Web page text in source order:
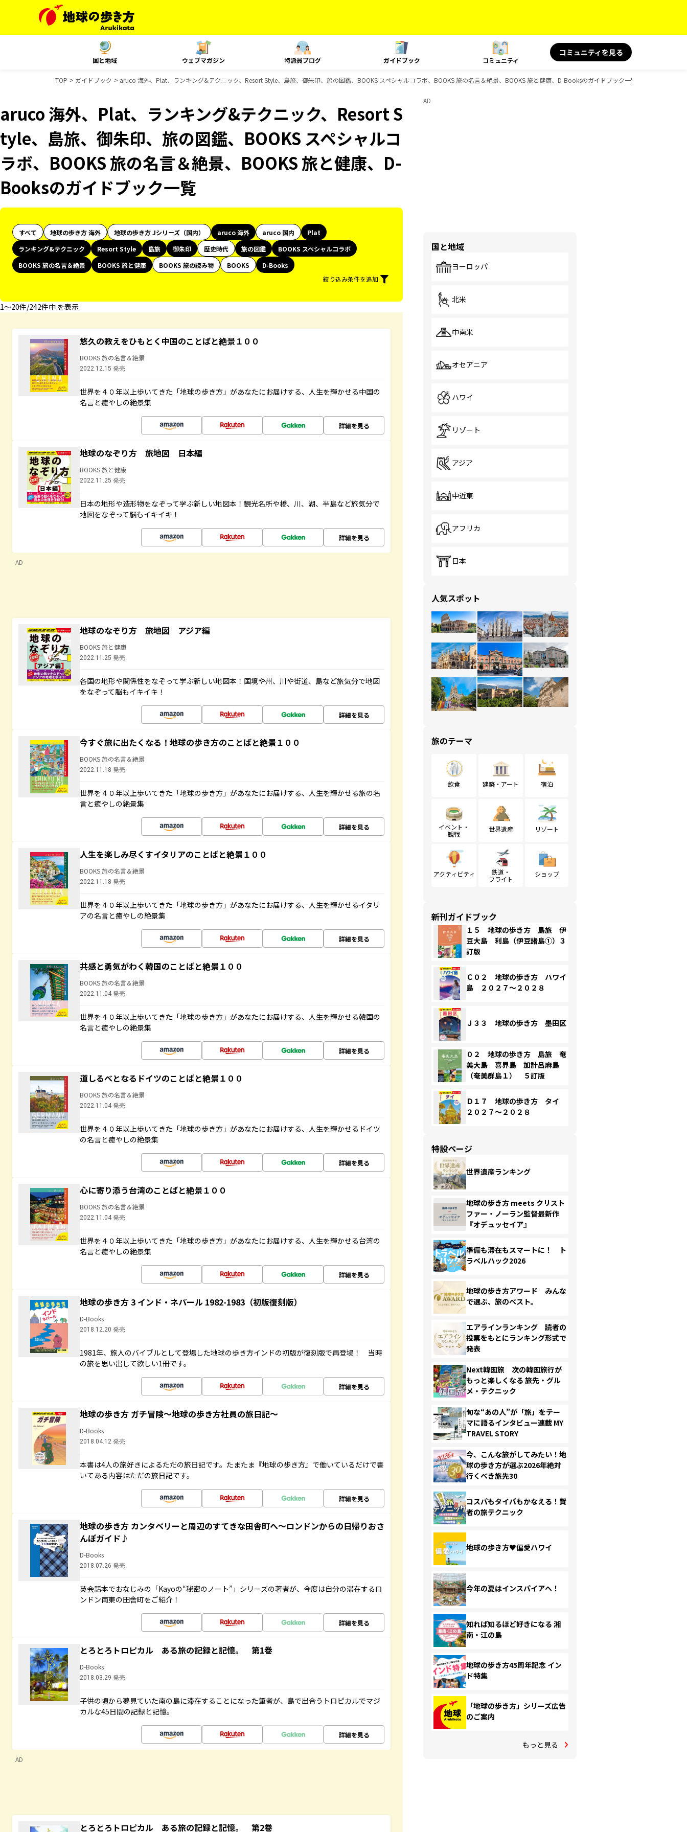
国と地域 ウェブマガジン 特派員ブログ ガイドブック コミュニティ
コミュニティを見る
TOP ガイドブック aruco 海外、Plat、ランキング&テクニック、Resort Style、島旅、御朱印、旅の図鑑、BOOKS スペシャルコラボ、BOOKS 旅の名言＆絶景、BOOKS 旅と健康、D-Booksのガイドブック一覧
aruco 海外、Plat、ランキング&テクニック、Resort S
tyle、島旅、御朱印、旅の図鑑、BOOKS スペシャルコ
ラボ、BOOKS 旅の名言＆絶景、BOOKS 旅と健康、D-
Booksのガイドブック一覧
すべて 地球の歩き方 海外 地球の歩き方 Jシリーズ（国内） aruco 海外 aruco 国内
Plat
ランキング&テクニック
Resort Style 島旅 御朱印 歴史時代 旅の図鑑
BOOKS スペシャルコラボ
BOOKS 旅の名言＆絶景
BOOKS 旅と健康 BOOKS 旅の読み物 BOOKS
D-Books
絞り込み条件を追加
1〜20件/242件中 を表示
悠久の教えをひもとく中国のことばと絶景１００
BOOKS 旅の名言＆絶景
2022.12.15 発売
世界を４０年以上歩いてきた「地球の歩き方」があなたにお届けする、人生を輝かせる中国の
名言と癒やしの絶景集
詳細を見る
地球のなぞり方 旅地図 日本編
BOOKS 旅と健康
2022.11.25 発売
日本の地形や造形物をなぞって学ぶ新しい地図本！観光名所や橋、川、湖、半島など旅気分で
地図をなぞって脳もイキイキ！
詳細を見る
AD
地球のなぞり方 旅地図 アジア編
BOOKS 旅と健康
2022.11.25 発売
各国の地形や関係性をなぞって学ぶ新しい地図本！国境や州、川や街道、島など旅気分で地図
をなぞって脳もイキイキ！
詳細を見る
今すぐ旅に出たくなる！地球の歩き方のことばと絶景１００
BOOKS 旅の名言＆絶景
2022.11.18 発売
世界を４０年以上歩いてきた「地球の歩き方」があなたにお届けする、人生を輝かせる旅の名
言と癒やしの絶景集
詳細を見る
人生を楽しみ尽くすイタリアのことばと絶景１００
BOOKS 旅の名言＆絶景
2022.11.18 発売
世界を４０年以上歩いてきた「地球の歩き方」があなたにお届けする、人生を輝かせるイタリ
アの名言と癒やしの絶景集
詳細を見る
共感と勇気がわく韓国のことばと絶景１００
BOOKS 旅の名言＆絶景
2022.11.04 発売
世界を４０年以上歩いてきた「地球の歩き方」があなたにお届けする、人生を輝かせる韓国の
名言と癒やしの絶景集
詳細を見る
道しるべとなるドイツのことばと絶景１００
BOOKS 旅の名言＆絶景
2022.11.04 発売
世界を４０年以上歩いてきた「地球の歩き方」があなたにお届けする、人生を輝かせるドイツ
の名言と癒やしの絶景集
詳細を見る
心に寄り添う台湾のことばと絶景１００
BOOKS 旅の名言＆絶景
2022.11.04 発売
世界を４０年以上歩いてきた「地球の歩き方」があなたにお届けする、人生を輝かせる台湾の
名言と癒やしの絶景集
詳細を見る
地球の歩き方 3 インド・ネパール 1982-1983（初版復刻版）
D-Books
2018.12.20 発売
1981年、旅人のバイブルとして登場した地球の歩き方インドの初版が復刻版で再登場！ 当時
の旅を思い出して欲しい1冊です。
詳細を見る
地球の歩き方 ガチ冒険～地球の歩き方社員の旅日記～
D-Books
2018.04.12 発売
本書は4人の旅好きによるただの旅日記です。たまたま『地球の歩き方』で働いているだけで書
いてある内容はただの旅日記です。
詳細を見る
地球の歩き方 カンタベリーと周辺のすてきな田舎町へ～ロンドンからの日帰りおさ
んぽガイド♪
D-Books
2018.07.26 発売
英会話本でおなじみの「Kayoの“秘密のノート”」シリーズの著者が、今度は自分の滞在するロ
ンドン南東の田舎町をご紹介！
詳細を見る
とろとろトロピカル ある旅の記録と記憶。 第1巻
D-Books
2018.03.29 発売
子供の頃から夢見ていた南の島に滞在することになった筆者が、島で出合うトロピカルでマジ
カルな45日間の記録と記憶。
詳細を見る
AD
とろとろトロピカル ある旅の記録と記憶。 第2巻
AD
国と地域
ヨーロッパ
北米
中南米
オセアニア
ハワイ
リゾート
アジア
中近東
アフリカ
日本
人気スポット
旅のテーマ
飲食 建築・アート 宿泊
イベント・
観戦
世界遺産 リゾート
アクティビティ
鉄道・
フライト
ショップ
新刊ガイドブック
１５ 地球の歩き方 島旅 伊
豆大島 利島（伊豆諸島①）３
訂版
Ｃ０２ 地球の歩き方 ハワイ
島 ２０２７～２０２８
Ｊ３３ 地球の歩き方 墨田区
０２ 地球の歩き方 島旅 奄
美大島 喜界島 加計呂麻島
（奄美群島１） ５訂版
Ｄ１７ 地球の歩き方 タイ
２０２７～２０２８
特設ページ
世界遺産ランキング
地球の歩き方 meets クリスト
ファー・ノーラン監督最新作
『オデュッセイア』
準備も滞在もスマートに！ ト
ラベルハック2026
地球の歩き方アワード みんな
で選ぶ、旅のベスト。
エアラインランキング 読者の
投票をもとにランキング形式で
発表
Next韓国旅 次の韓国旅行が
もっと楽しくなる 旅先・グル
メ・テクニック
旬な“あの人”が「旅」をテー
マに語るインタビュー連載 MY
TRAVEL STORY
今、こんな旅がしてみたい！地
球の歩き方が選ぶ2026年絶対
行くべき旅先30
コスパもタイパもかなえる！賢
者の旅テクニック
地球の歩き方♥偏愛ハワイ
今年の夏はインスパイアへ！
知れば知るほど好きになる 湘
南・江の島
地球の歩き方45周年記念 イン
ド特集
「地球の歩き方」シリーズ広告
のご案内
もっと見る